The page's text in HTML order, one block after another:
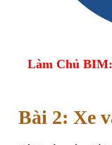
Làm Chủ
Bài 2: Xe